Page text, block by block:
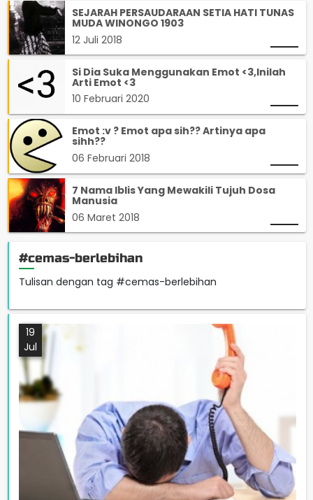
SEJARAH PERSAUDARAAN SETIA HATI TUNAS
MUDA WINONGO 1903
12 Juli 2018
Si Dia Suka Menggunakan Emot <3,Inilah
Arti Emot <3
10 Februari 2020
Emot :v ? Emot apa sih?? Artinya apa
sihh??
06 Februari 2018
7 Nama Iblis Yang Mewakili Tujuh Dosa
Manusia
06 Maret 2018
#cemas-berlebihan
Tulisan dengan tag #cemas-berlebihan
19
Jul